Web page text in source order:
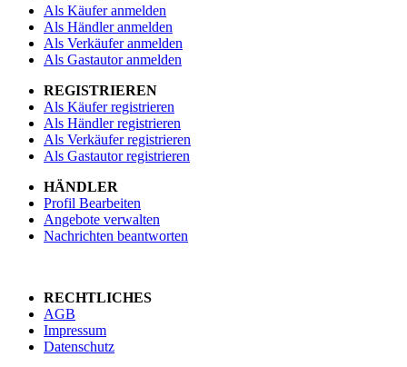
Als Käufer anmelden
Als Händler anmelden
Als Verkäufer anmelden
Als Gastautor anmelden
REGISTRIEREN
Als Käufer registrieren
Als Händler registrieren
Als Verkäufer registrieren
Als Gastautor registrieren
HÄNDLER
Profil Bearbeiten
Angebote verwalten
Nachrichten beantworten
RECHTLICHES
AGB
Impressum
Datenschutz